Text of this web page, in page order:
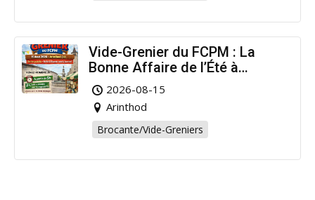
Vide-Grenier du FCPM : La
Bonne Affaire de l’Été à
Arinthod !
2026-08-15
Arinthod
Brocante/Vide-Greniers